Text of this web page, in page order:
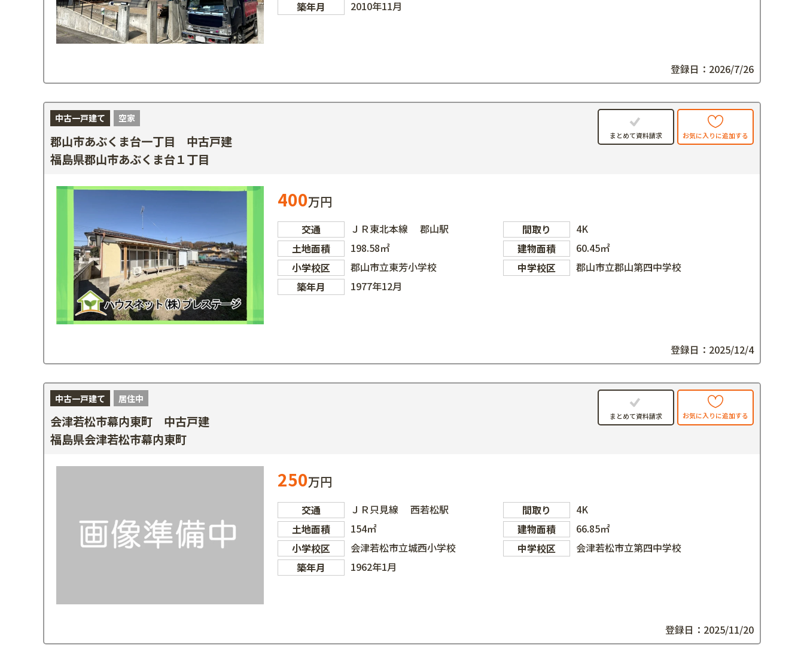
築年月
2010年11月
登録日：2026/7/26
中古一戸建て 空家
郡山市あぶくま台一丁目 中古戸建
福島県郡山市あぶくま台１丁目
まとめて資料請求 お気に入りに追加する
400万円
交通 ＪＲ東北本線 郡山駅 間取り
4K
土地面積
198.58㎡ 建物面積
60.45㎡
小学校区
郡山市立東芳小学校 中学校区
郡山市立郡山第四中学校
築年月
1977年12月
登録日：2025/12/4
中古一戸建て 居住中
会津若松市幕内東町 中古戸建
福島県会津若松市幕内東町
まとめて資料請求 お気に入りに追加する
250万円
交通 ＪＲ只見線 西若松駅 間取り
4K
土地面積
154㎡ 建物面積
66.85㎡
小学校区
会津若松市立城西小学校 中学校区
会津若松市立第四中学校
築年月
1962年1月
登録日：2025/11/20